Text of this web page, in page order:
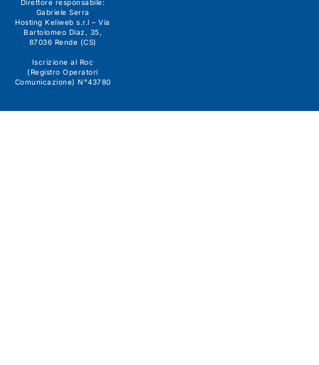
Direttore responsabile:
Gabriele Serra
Hosting Keliweb s.r.l – Via
Bartolomeo Diaz, 35,
87036 Rende (CS)
Iscrizione al Roc
(Registro Operatori
Comunicazione) N°43780